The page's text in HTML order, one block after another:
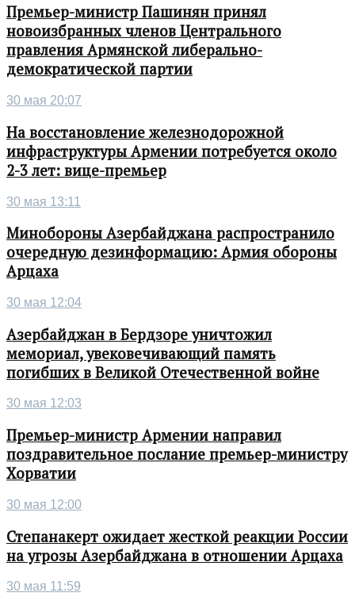
Премьер-министр Пашинян принял
новоизбранных членов Центрального
правления Армянской либерально-
демократической партии
30 мая 20:07
На восстановление железнодорожной
инфраструктуры Армении потребуется около
2-3 лет: вице-премьер
30 мая 13:11
Минобороны Азербайджана распространило
очередную дезинформацию: Армия обороны
Арцаха
30 мая 12:04
Азербайджан в Бердзоре уничтожил
мемориал, увековечивающий память
погибших в Великой Отечественной войне
30 мая 12:03
Премьер-министр Армении направил
поздравительное послание премьер-министру
Хорватии
30 мая 12:00
Степанакерт ожидает жесткой реакции России
на угрозы Азербайджана в отношении Арцаха
30 мая 11:59